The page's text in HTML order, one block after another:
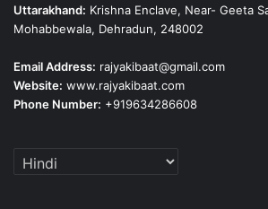
Uttarakhand: Krishna Enclave, Near- Geeta
Mohabbewala, Dehradun, 248002
Email Address: rajyakibaat@gmail.com
Website: www.rajyakibaat.com
Phone Number: +919634286608